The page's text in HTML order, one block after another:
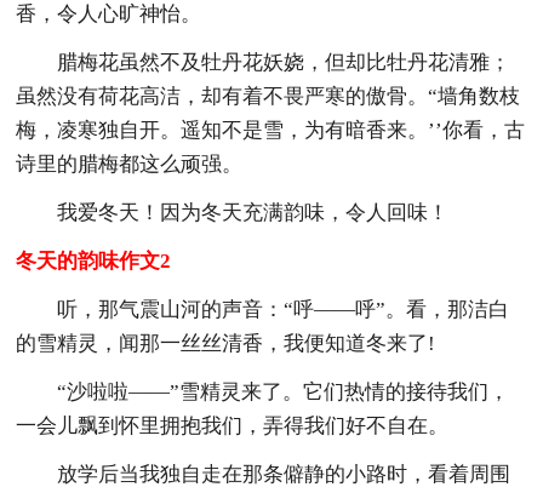
香，令人心旷神怡。
腊梅花虽然不及牡丹花妖娆，但却比牡丹花清雅；
虽然没有荷花高洁，却有着不畏严寒的傲骨。“墙角数枝
梅，凌寒独自开。遥知不是雪，为有暗香来。’’你看，古
诗里的腊梅都这么顽强。
我爱冬天！因为冬天充满韵味，令人回味！
冬天的韵味作文2
听，那气震山河的声音：“呼——呼”。看，那洁白
的雪精灵，闻那一丝丝清香，我便知道冬来了!
“沙啦啦——”雪精灵来了。它们热情的接待我们，
一会儿飘到怀里拥抱我们，弄得我们好不自在。
放学后当我独自走在那条僻静的小路时，看着周围